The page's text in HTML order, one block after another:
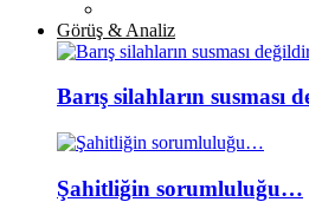
Görüş & Analiz
Barış silahların susması
Şahitliğin sorumluluğu…